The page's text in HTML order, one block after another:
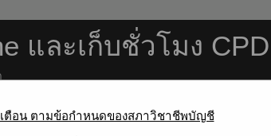
และเก็บชั่วโมง
ตือน ตามข้อกำหนดของสภาวิชาชีพบัญชี